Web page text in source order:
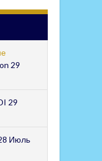
29
29
Июль